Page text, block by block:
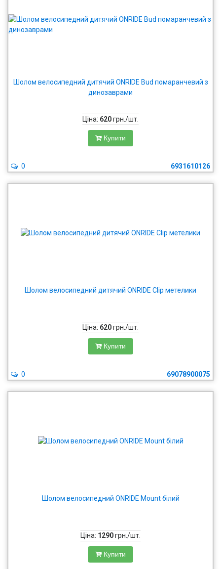
Шолом велосипедний дитячий ONRIDE Bud помаранчевий з
динозаврами
Ціна: 620грн./шт.
Купити
6931610126
0
Шолом велосипедний дитячий ONRIDE Clip метелики
Ціна: 620грн./шт.
Купити
69078900075
0
Шолом велосипедний ONRIDE Mount білий
Ціна: 1290грн./шт.
Купити